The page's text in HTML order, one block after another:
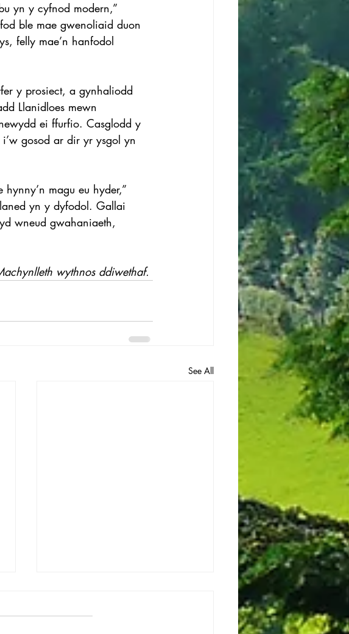
yn y cyfnod modern,”
ble mae gwenoliaid duon
felly mae’n hanfodol
y prosiect, a gynhaliodd
Llanidloes mewn
ei ffurfio. Casglodd y
gosod ar dir yr ysgol yn
magu eu hyder,”
yn y dyfodol. Gallai
wneud gwahaniaeth,
wythnos ddiwethaf.
See All